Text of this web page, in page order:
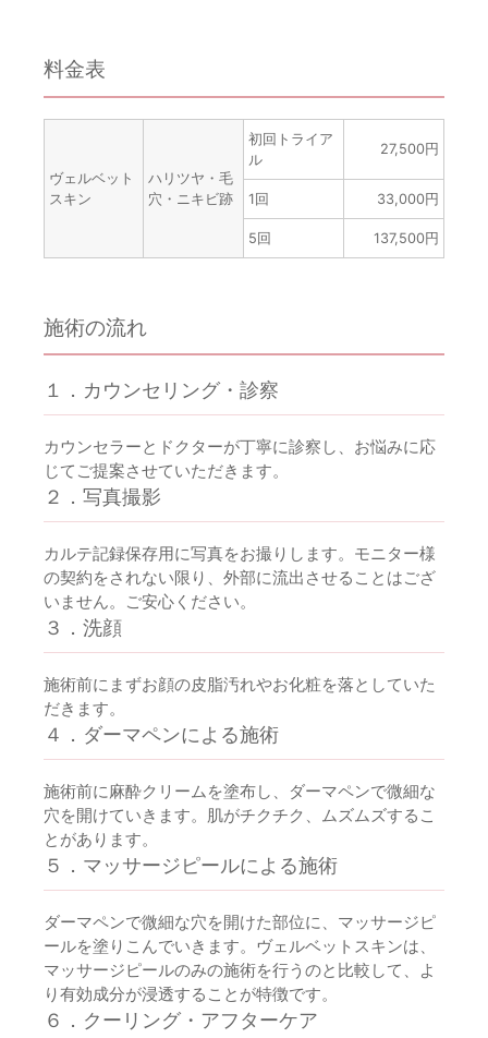
料金表
ヴェルベット
スキン
ハリツヤ・毛
穴・ニキビ跡
初回トライア
ル
27,500円
1回 33,000円
5回 137,500円
施術の流れ
１．カウンセリング・診察
カウンセラーとドクターが丁寧に診察し、お悩みに応
じてご提案させていただきます。
２．写真撮影
カルテ記録保存用に写真をお撮りします。モニター様
の契約をされない限り、外部に流出させることはござ
いません。ご安心ください。
３．洗顔
施術前にまずお顔の皮脂汚れやお化粧を落としていた
だきます。
４．ダーマペンによる施術
施術前に麻酔クリームを塗布し、ダーマペンで微細な
穴を開けていきます。肌がチクチク、ムズムズするこ
とがあります。
５．マッサージピールによる施術
ダーマペンで微細な穴を開けた部位に、マッサージピ
ールを塗りこんでいきます。ヴェルベットスキンは、
マッサージピールのみの施術を行うのと比較して、よ
り有効成分が浸透することが特徴です。
６．クーリング・アフターケア